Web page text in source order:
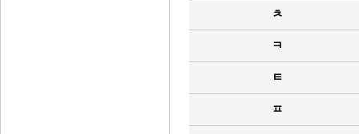
ㅊ
ㅋ
ㅌ
ㅍ